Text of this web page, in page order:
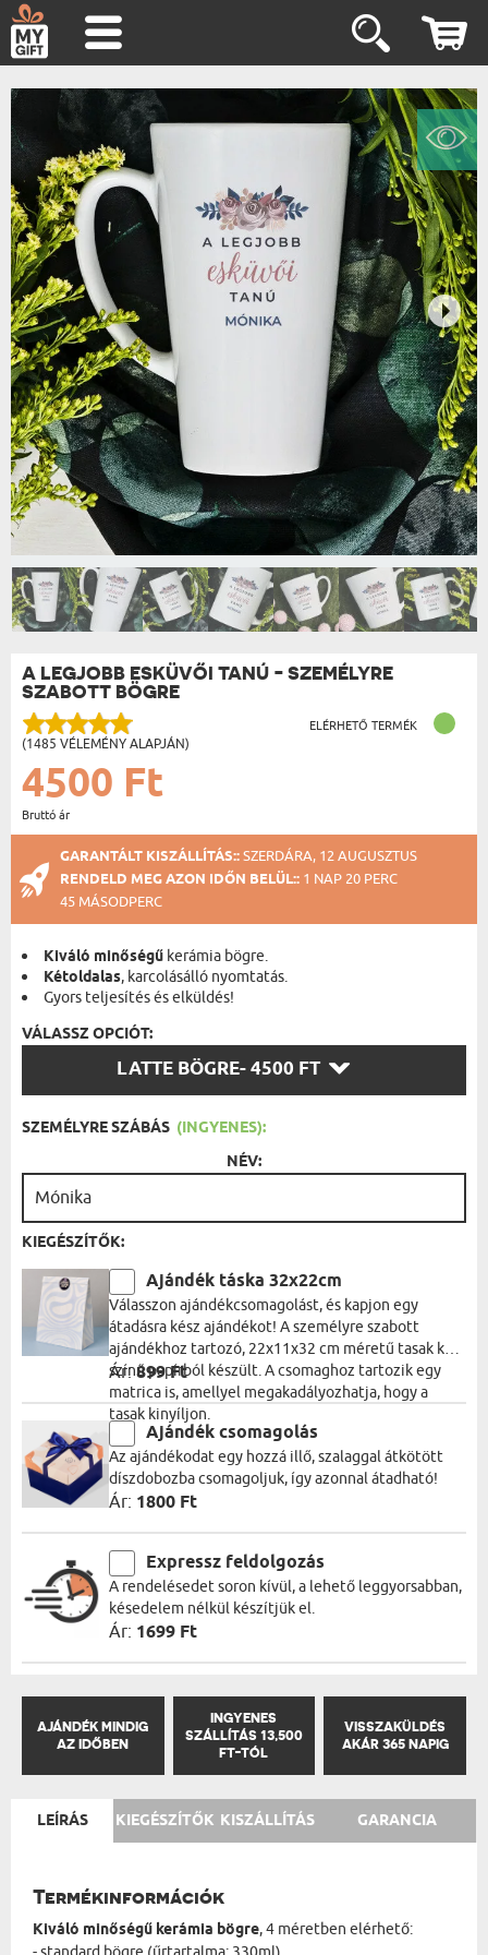
A LEGJOBB ESKÜVŐI TANÚ - SZEMÉLYRE
SZABOTT BÖGRE
(1485 VÉLEMÉNY ALAPJÁN)
ELÉRHETŐ TERMÉK
4500 Ft
Bruttó ár
GARANTÁLT KISZÁLLÍTÁS::SZERDÁRA, 12 AUGUSZTUS
RENDELD MEG AZON IDŐN BELÜL:: 1 NAP 20 PERC
45 MÁSODPERC
Kiváló minőségű kerámia bögre.
Kétoldalas, karcolásálló nyomtatás.
Gyors teljesítés és elküldés!
VÁLASSZ OPCIÓT:
LATTE BÖGRE- 4500 FT
SZEMÉLYRE SZÁBÁS (INGYENES):
NÉV:
KIEGÉSZÍTŐK:
Ajándék táska 32x22cm
Válasszon ajándékcsomagolást, és kapjon egy
átadásra kész ajándékot! A személyre szabott
ajándékhoz tartozó, 22x11x32 cm méretű tasak kék
színű papírból készült. A csomaghoz tartozik egy
matrica is, amellyel megakadályozhatja, hogy a
tasak kinyíljon.
Ár:899 Ft
Ajándék csomagolás
Az ajándékodat egy hozzá illő, szalaggal átkötött
díszdobozba csomagoljuk, így azonnal átadható!
Ár: 1800 Ft
Expressz feldolgozás
A rendelésedet soron kívül, a lehető leggyorsabban,
késedelem nélkül készítjük el.
Ár: 1699 Ft
AJÁNDÉK MINDIG
AZ IDŐBEN
INGYENES
SZÁLLÍTÁS 13,500
FT-TÓL
VISSZAKÜLDÉS
AKÁR 365 NAPIG
LEÍRÁS KIEGÉSZÍTŐK KISZÁLLÍTÁS GARANCIA
Termékinformációk
Kiváló minőségű kerámia bögre, 4 méretben elérhető: